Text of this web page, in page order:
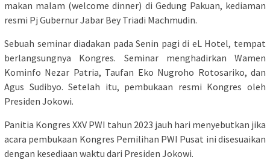
makan malam (welcome dinner) di Gedung Pakuan, kediaman
resmi Pj Gubernur Jabar Bey Triadi Machmudin.
Sebuah seminar diadakan pada Senin pagi di eL Hotel, tempat
berlangsungnya Kongres. Seminar menghadirkan Wamen
Kominfo Nezar Patria, Taufan Eko Nugroho Rotosariko, dan
Agus Sudibyo. Setelah itu, pembukaan resmi Kongres oleh
Presiden Jokowi.
Panitia Kongres XXV PWI tahun 2023 jauh hari menyebutkan jika
acara pembukaan Kongres Pemilihan PWI Pusat ini disesuaikan
dengan kesediaan waktu dari Presiden Jokowi.